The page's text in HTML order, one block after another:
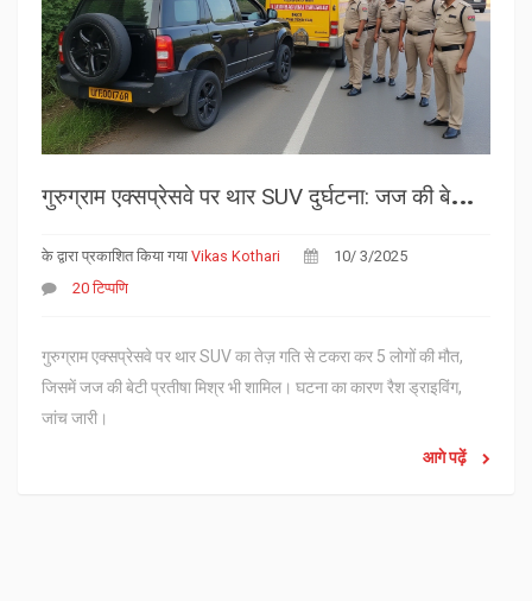
ग
ुरुग्राम एक्सप्रेसवे पर थार SUV दुर्घटना: जज की बेटी सहित 5 मृत
के द्वारा प्रकाशित किया गया Vikas Kothari
10/ 3/2025
20 टिप्पणि
गुरुग्राम एक्सप्रेसवे पर थार SUV का तेज़ गति से टकरा कर 5 लोगों की मौत,
जिसमें जज की बेटी प्रतीषा मिश्र भी शामिल। घटना का कारण रैश ड्राइविंग,
जांच जारी।
आगे पढ़ें